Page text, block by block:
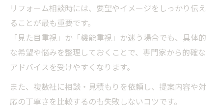
リフォーム相談時には、要望やイメージをしっかり伝え
ることが最も重要です。
「見た目重視」か「機能重視」か迷う場合でも、具体的
な希望や悩みを整理しておくことで、専門家から的確な
アドバイスを受けやすくなります。
また、複数社に相談・見積もりを依頼し、提案内容や対
応の丁寧さを比較するのも失敗しないコツです。